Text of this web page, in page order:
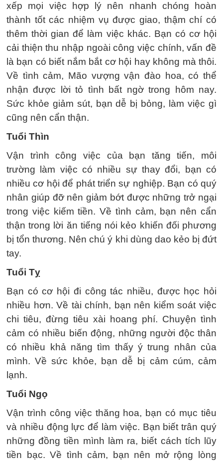
xếp mọi việc hợp lý nên nhanh chóng hoàn
thành tốt các nhiệm vụ được giao, thậm chí có
thêm thời gian để làm việc khác. Bạn có cơ hội
cải thiện thu nhập ngoài công việc chính, vấn đề
là bạn có biết nắm bắt cơ hội hay không mà thôi.
Về tình cảm, Mão vượng vận đào hoa, có thể
nhận được lời tỏ tình bất ngờ trong hôm nay.
Sức khỏe giảm sút, bạn dễ bị bỏng, làm việc gì
cũng nên cẩn thận.
Tuổi Thìn
Vận trình công việc của bạn tăng tiến, môi
trường làm việc có nhiều sự thay đổi, bạn có
nhiều cơ hội để phát triển sự nghiệp. Bạn có quý
nhân giúp đỡ nên giảm bớt được những trở ngại
trong việc kiếm tiền. Về tình cảm, bạn nên cẩn
thận trong lời ăn tiếng nói kẻo khiến đối phương
bị tổn thương. Nên chú ý khi dùng dao kẻo bị đứt
tay.
Tuổi Tỵ
Bạn có cơ hội đi công tác nhiều, được học hỏi
nhiều hơn. Về tài chính, bạn nên kiểm soát việc
chi tiêu, đừng tiêu xài hoang phí. Chuyện tình
cảm có nhiều biến động, những người độc thân
có nhiều khả năng tìm thấy ý trung nhân của
mình. Về sức khỏe, bạn dễ bị cảm cúm, cảm
lạnh.
Tuổi Ngọ
Vận trình công việc thăng hoa, bạn có mục tiêu
và nhiều động lực để làm việc. Bạn biết trân quý
những đồng tiền mình làm ra, biết cách tích lũy
tiền bạc. Về tình cảm, bạn nên mở rộng lòng